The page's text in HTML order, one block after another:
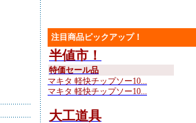
注目商品ピックアップ！
半値市！
特価セール品
マキタ 軽快チップソー10...
マキタ 軽快チップソー10...
大工道具